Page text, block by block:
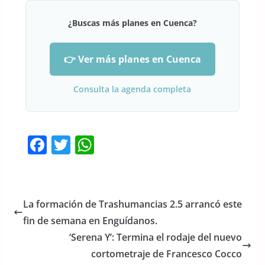
¿Buscas más planes en Cuenca?
👉 Ver más planes en Cuenca
Consulta la agenda completa
F
e
b
T
er
W
s
A
p
p
La formación de Trashumancias 2.5 arrancó este
fin de semana en Enguídanos.
‘Serena Y’: Termina el rodaje del nuevo
cortometraje de Francesco Cocco